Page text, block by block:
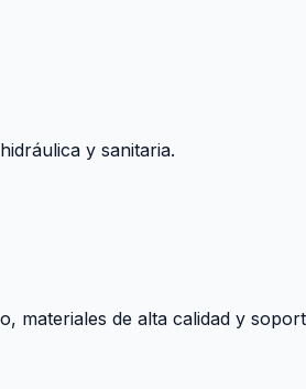
y sanitaria.
materiales de alta calidad y